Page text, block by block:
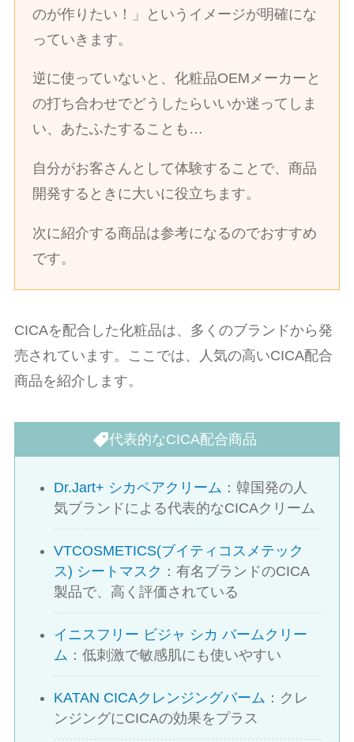
のが作りたい！」というイメージが明確にな
っていきます。
逆に使っていないと、化粧品OEMメーカーと
の打ち合わせでどうしたらいいか迷ってしま
い、あたふたすることも…
自分がお客さんとして体験することで、商品
開発するときに大いに役立ちます。
次に紹介する商品は参考になるのでおすすめ
です。
CICAを配合した化粧品は、多くのブランドから発
売されています。ここでは、人気の高いCICA配合
商品を紹介します。
代表的なCICA配合商品
Dr.Jart+ シカペアクリーム ：韓国発の人
気ブランドによる代表的なCICAクリーム
VTCOSMETICS(ブイティコスメテック
ス) シートマスク ：有名ブランドのCICA
製品で、高く評価されている
イニスフリー ビジャ シカ バームクリー
ム ：低刺激で敏感肌にも使いやすい
KATAN CICAクレンジングバーム ：クレ
ンジングにCICAの効果をプラス